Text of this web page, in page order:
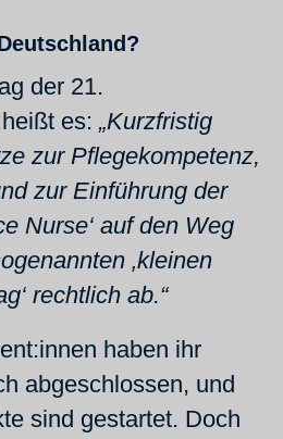
der 21.
es: „Kurzfristig
zur Pflegekompetenz,
zur Einführung der
Nurse‘ auf den Weg
‚kleinen
rechtlich ab.“
haben ihr
abgeschlossen, und
sind gestartet. Doch